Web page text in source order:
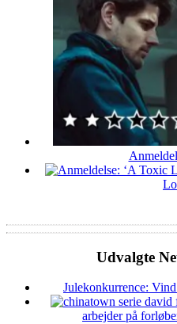
Udvalgte
Julekonkurrence:
arbejder på